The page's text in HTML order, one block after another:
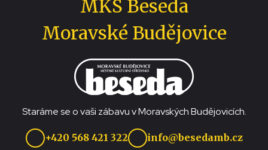
MKS Beseda
Moravské Budějovice
Staráme se o vaši zábavu v Moravských Budějovicích.
+420 568 421 322 info@besedamb.cz